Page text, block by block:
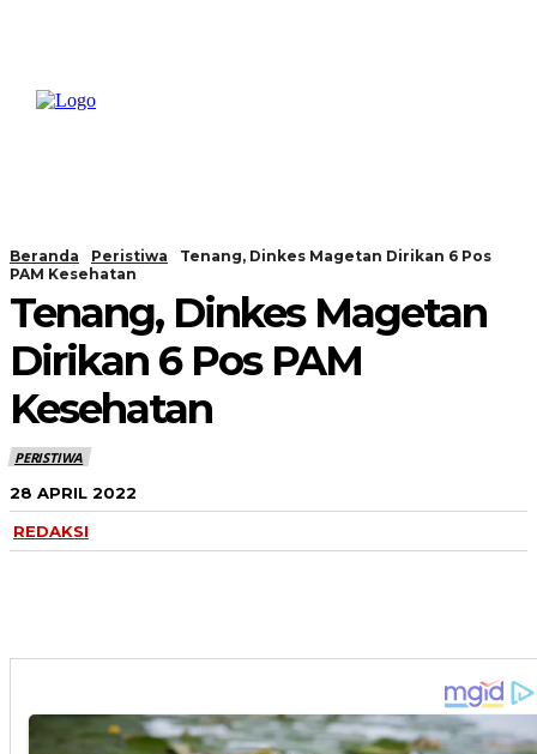
Beranda Peristiwa
Tenang, Dinkes Magetan Dirikan 6 Pos
PAM Kesehatan
Tenang, Dinkes Magetan
Dirikan 6 Pos PAM
Kesehatan
PERISTIWA
28 APRIL 2022
REDAKSI